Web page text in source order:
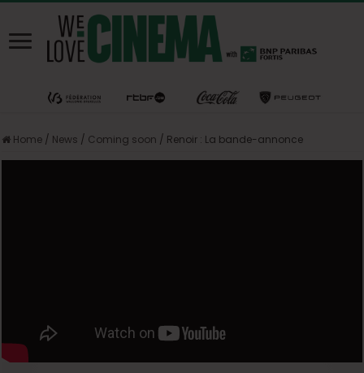
Home / News / Coming soon / Renoir : La bande-annonce